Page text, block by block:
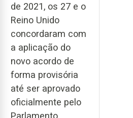
de 2021, os 27 e o
Reino Unido
concordaram com
a aplicação do
novo acordo de
forma provisória
até ser aprovado
oficialmente pelo
Parlamento